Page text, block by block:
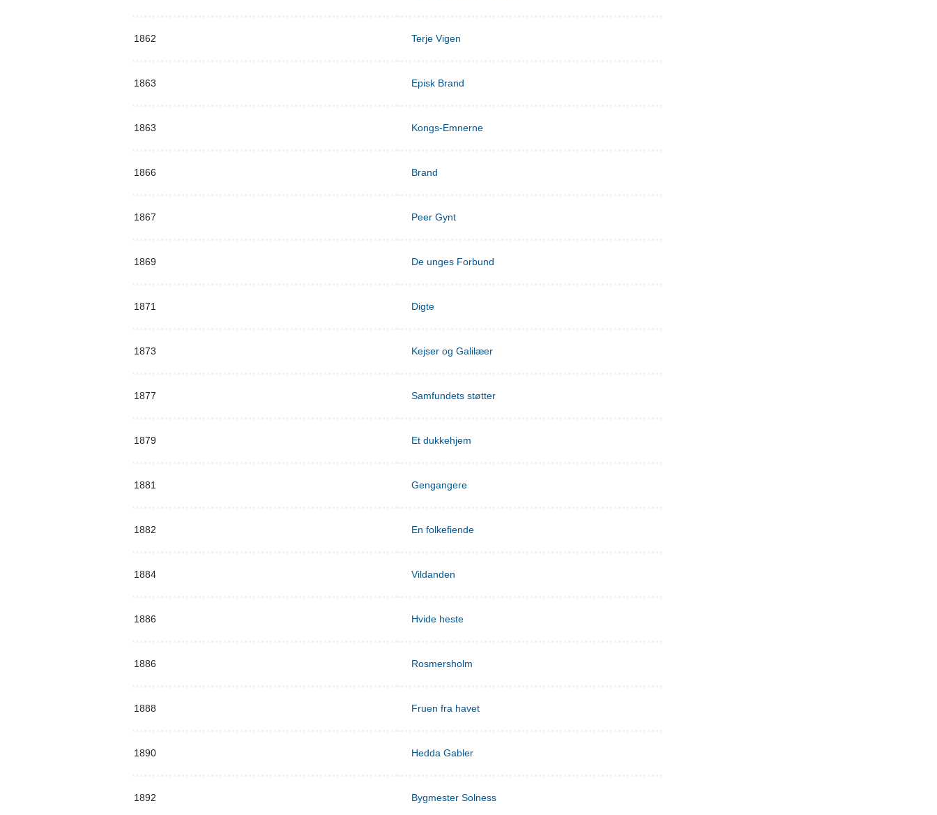
1862 Terje Vigen
1863 Episk Brand
1863 Kongs-Emnerne
1866 Brand
1867 Peer Gynt
1869 De unges Forbund
1871 Digte
1873 Kejser og Galilæer
1877 Samfundets støtter
1879 Et dukkehjem
1881 Gengangere
1882 En folkefiende
1884 Vildanden
1886 Hvide heste
1886 Rosmersholm
1888 Fruen fra havet
1890 Hedda Gabler
1892 Bygmester Solness